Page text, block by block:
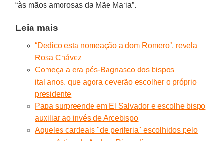
“às mãos amorosas da Mãe Maria”.
Leia mais
“Dedico esta nomeação a dom Romero”, revela
Rosa Chávez
Começa a era pós-Bagnasco dos bispos
italianos, que agora deverão escolher o próprio
presidente
Papa surpreende em El Salvador e escolhe bispo
auxiliar ao invés de Arcebispo
Aqueles cardeais "de periferia" escolhidos pelo